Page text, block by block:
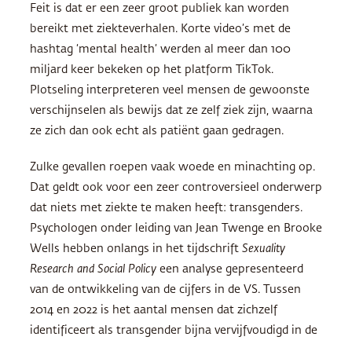
Feit is dat er een zeer groot publiek kan worden
bereikt met ziekteverhalen. Korte video’s met de
hashtag ‘mental health’ werden al meer dan 100
miljard keer bekeken op het platform TikTok.
Plotseling interpreteren veel mensen de gewoonste
verschijnselen als bewijs dat ze zelf ziek zijn, waarna
ze zich dan ook echt als patiënt gaan gedragen.
Zulke gevallen roepen vaak woede en minachting op.
Dat geldt ook voor een zeer controversieel onderwerp
dat niets met ziekte te maken heeft: transgenders.
Psychologen onder leiding van Jean Twenge en Brooke
Wells hebben onlangs in het tijdschrift Sexuality
Research and Social Policy een analyse gepresenteerd
van de ontwikkeling van de cijfers in de VS. Tussen
2014 en 2022 is het aantal mensen dat zichzelf
identificeert als transgender bijna vervijfvoudigd in de